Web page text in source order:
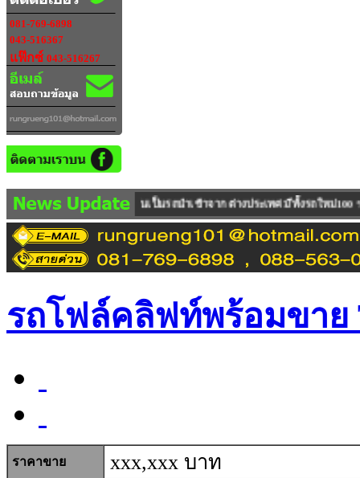
081-769-6898
043-516367
แฟ๊กซ์ 043-516267
นเป็นรถนำเข้าจาก ต่างประเทศ มีทั้งรถใหม่100 % และ รถUSED ให้บ
รถโฟล์คลิฟท์พร้อมขาย
ราคาขาย xxx,xxx บาท